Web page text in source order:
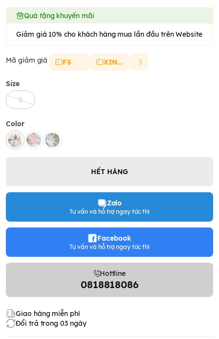
Quà tặng khuyến mãi
Giảm giá 10% cho khách hàng mua lần đầu trên Website
Mã giảm giá FS XINCHAO
Size
S
Color
HẾT HÀNG
Zalo
Tư vấn và hỗ trợ ngay tức thì
Facebook
Tư vấn và hỗ trợ ngay tức thì
Hottline
0818818086
Giao hàng miễn phí
Đổi trả trong 03 ngày